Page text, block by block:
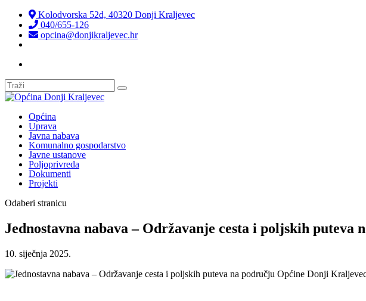
Kolodvorska 52d, 40320 Donji Kraljevec
040/655-126
opcina@donjikraljevec.hr
Općina
Uprava
Javna nabava
Komunalno gospodarstvo
Javne ustanove
Poljoprivreda
Dokumenti
Projekti
Odaberi stranicu
Jednostavna nabava – Održavanje cesta i poljskih
10. siječnja 2025.